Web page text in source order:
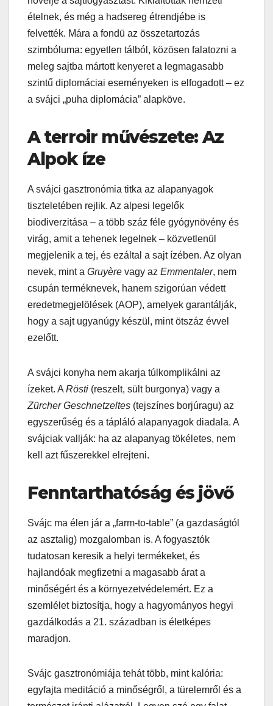
ételnek, és még a hadsereg étrendjébe is
felvették. Mára a fondü az összetartozás
szimbóluma: egyetlen tálból, közösen falatozni a
meleg sajtba mártott kenyeret a legmagasabb
szintű diplomáciai eseményeken is elfogadott – ez
a svájci „puha diplomácia” alapköve.
A terroir művészete: Az
Alpok íze
A svájci gasztronómia titka az alapanyagok
tiszteletében rejlik. Az alpesi legelők
biodiverzitása – a több száz féle gyógynövény és
virág, amit a tehenek legelnek – közvetlenül
megjelenik a tej, és ezáltal a sajt ízében. Az olyan
nevek, mint a Gruyère vagy az Emmentaler, nem
csupán terméknevek, hanem szigorúan védett
eredetmegjelölések (AOP), amelyek garantálják,
hogy a sajt ugyanúgy készül, mint ötszáz évvel
ezelőtt.
A svájci konyha nem akarja túlkomplikálni az
ízeket. A Rösti (reszelt, sült burgonya) vagy a
Zürcher Geschnetzeltes (tejszínes borjúragu) az
egyszerűség és a tápláló alapanyagok diadala. A
svájciak vallják: ha az alapanyag tökéletes, nem
kell azt fűszerekkel elrejteni.
Fenntarthatóság és jövő
Svájc ma élen jár a „farm-to-table” (a gazdaságtól
az asztalig) mozgalomban is. A fogyasztók
tudatosan keresik a helyi termékeket, és
hajlandóak megfizetni a magasabb árat a
minőségért és a környezetvédelemért. Ez a
szemlélet biztosítja, hogy a hagyományos hegyi
gazdálkodás a 21. században is életképes
maradjon.
Svájc gasztronómiája tehát több, mint kalória:
egyfajta meditáció a minőségről, a türelemről és a